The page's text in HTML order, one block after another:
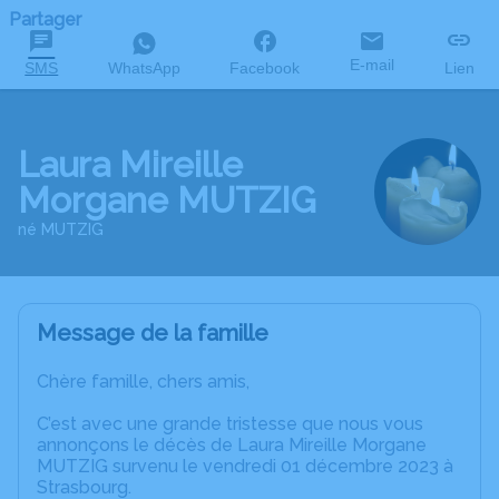
Partager
SMS WhatsApp Facebook E-mail Lien
Laura Mireille
Morgane MUTZIG
né MUTZIG
Message de la famille
Chère famille, chers amis,
C’est avec une grande tristesse que nous vous
annonçons le décès de Laura Mireille Morgane
MUTZIG survenu le vendredi 01 décembre 2023 à
Strasbourg.